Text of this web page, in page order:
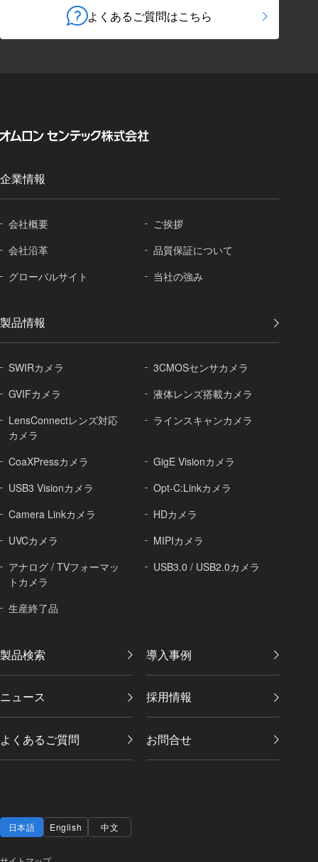
よくあるご質問はこちら
企業情報
会社概要
ご挨拶
会社沿革
品質保証について
グローバルサイト 当社の強み
製品情報
SWIRカメラ
3CMOSセンサカメラ
GVIFカメラ
液体レンズ搭載カメラ
LensConnectレンズ対応
カメラ
ラインスキャンカメラ
CoaXPressカメラ
GigE Visionカメラ
USB3 Visionカメラ
Opt-C:Linkカメラ
Camera Linkカメラ
HDカメラ
UVCカメラ
MIPIカメラ
アナログ / TVフォーマッ
トカメラ
USB3.0 / USB2.0カメラ
生産終了品
製品検索 導入事例
ニュース 採用情報
よくあるご質問 お問合せ
日本語 English 中文